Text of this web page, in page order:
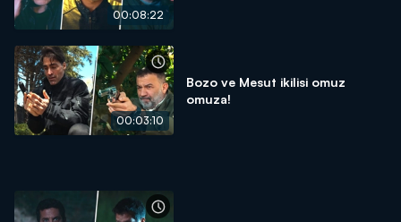
00:08:22
00:03:10
Bozo ve Mesut ikilisi omuz
omuza!